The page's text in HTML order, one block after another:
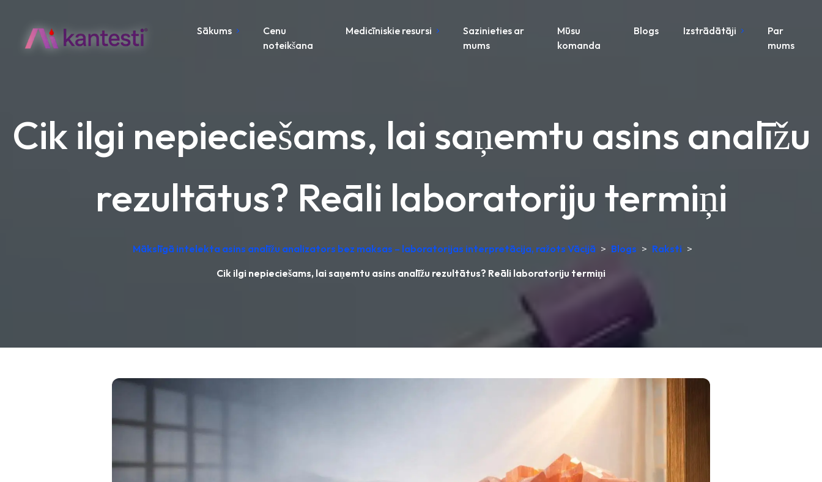
Sākums
Cenu
noteikšana
Medicīniskie resursi
Sazinieties ar
mums
Mūsu
komanda
Blogs Izstrādātāji
Par
mums
Cik ilgi nepieciešams, lai saņemtu asins analīžu
rezultātus? Reāli laboratoriju termiņi
Mākslīgā intelekta asins analīžu analizators bez maksas – laboratorijas interpretācija, ražots Vācijā > Blogs > Raksti >
Cik ilgi nepieciešams, lai saņemtu asins analīžu rezultātus? Reāli laboratoriju termiņi